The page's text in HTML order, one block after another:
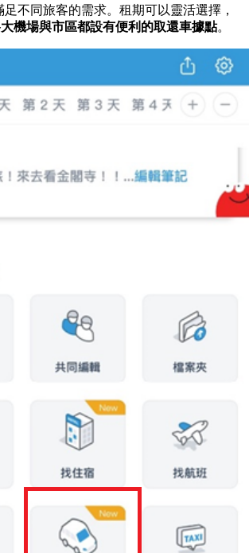
不同旅客的需求。租期可以靈活選擇，
機場與市區都設有便利的取還車據點。